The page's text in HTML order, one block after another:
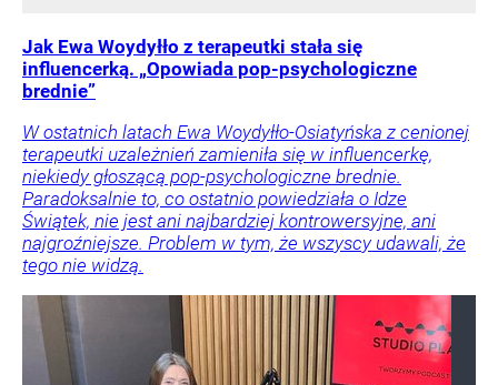
Jak Ewa Woydyłło z terapeutki stała się
influencerką. „Opowiada pop-psychologiczne
brednie”
W ostatnich latach Ewa Woydyłło-Osiatyńska z cenionej
terapeutki uzależnień zamieniła się w influencerkę,
niekiedy głoszącą pop-psychologiczne brednie.
Paradoksalnie to, co ostatnio powiedziała o Idze
Świątek, nie jest ani najbardziej kontrowersyjne, ani
najgroźniejsze. Problem w tym, że wszyscy udawali, że
tego nie widzą.